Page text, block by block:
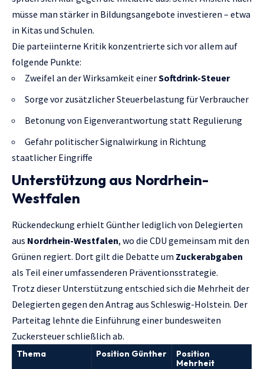
müsse man stärker in Bildungsangebote investieren – etwa
in Kitas und Schulen.
Die parteiinterne Kritik konzentrierte sich vor allem auf
folgende Punkte:
Zweifel an der Wirksamkeit einerSoftdrink-Steuer
Sorge vor zusätzlicher Steuerbelastung für Verbraucher
Betonung von Eigenverantwortung statt Regulierung
Gefahr politischer Signalwirkung in Richtung
staatlicher Eingriffe
Unterstützung aus Nordrhein-
Westfalen
Rückendeckung erhielt Günther lediglich von Delegierten
aus Nordrhein-Westfalen, wo die CDU gemeinsam mit den
Grünen regiert. Dort gilt die Debatte um Zuckerabgaben
als Teil einer umfassenderen Präventionsstrategie.
Trotz dieser Unterstützung entschied sich die Mehrheit der
Delegierten gegen den Antrag aus Schleswig-Holstein. Der
Parteitag lehnte die Einführung einer bundesweiten
Zuckersteuer schließlich ab.
Thema Position Günther
Position
Mehrheit